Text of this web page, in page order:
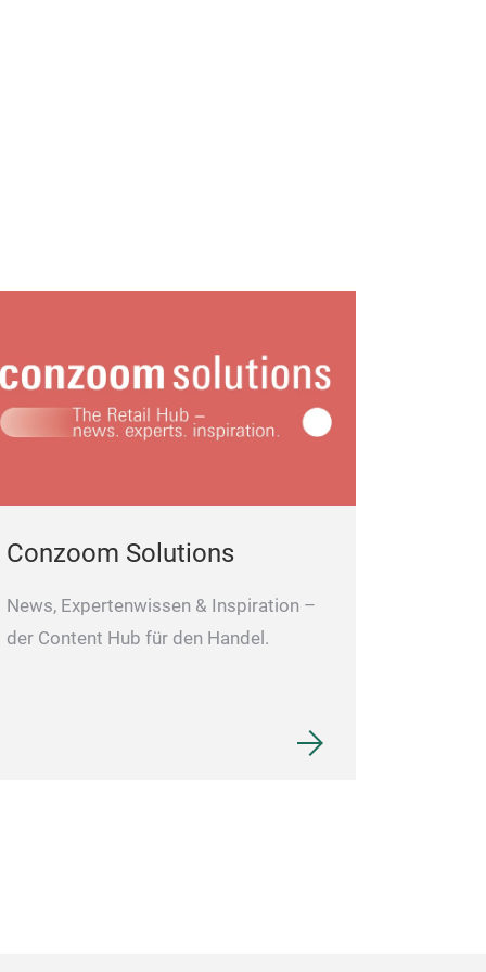
Conzoom Solutions
News, Expertenwissen & Inspiration –
der Content Hub für den Handel.